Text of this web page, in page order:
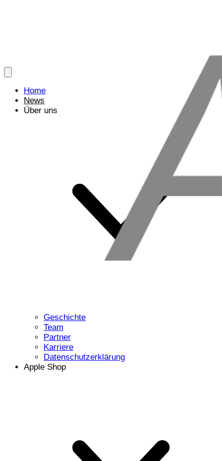
Home
News
Über uns
Geschichte
Team
Partner
Karriere
Datenschutzerklärung
Apple Shop